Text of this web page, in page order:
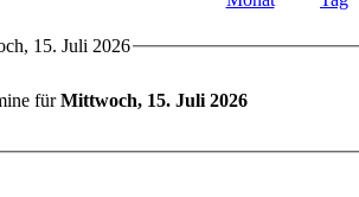
15. Juli 2026
fürMittwoch, 15. Juli 2026